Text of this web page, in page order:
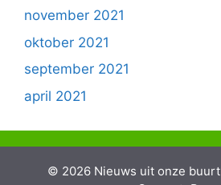
november 2021
oktober 2021
september 2021
april 2021
© 2026 Nieuws uit onze buurt